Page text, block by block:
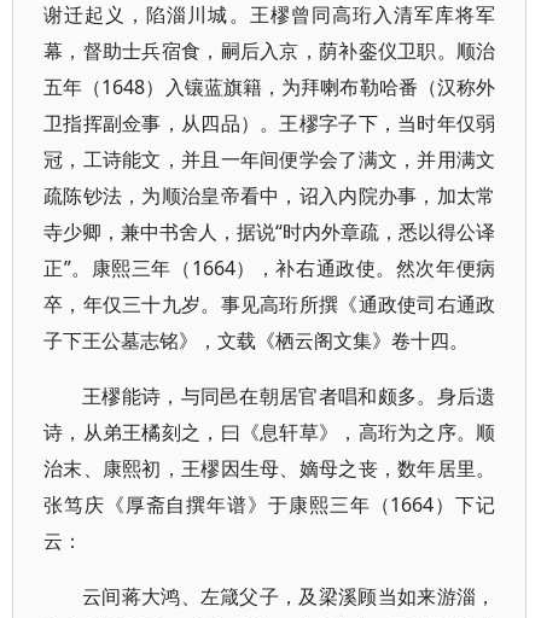
谢迁起义，陷淄川城。王樛曾同高珩入清军库将军
幕，督助士兵宿食，嗣后入京，荫补銮仪卫职。顺治
五年（1648）入镶蓝旗籍，为拜喇布勒哈番（汉称外
卫指挥副佥事，从四品）。王樛字子下，当时年仅弱
冠，工诗能文，并且一年间便学会了满文，并用满文
疏陈钞法，为顺治皇帝看中，诏入内院办事，加太常
寺少卿，兼中书舍人，据说“时内外章疏，悉以得公译
正”。康熙三年（1664），补右通政使。然次年便病
卒，年仅三十九岁。事见高珩所撰《通政使司右通政
子下王公墓志铭》，文载《栖云阁文集》卷十四。
王樛能诗，与同邑在朝居官者唱和颇多。身后遗
诗，从弟王橘刻之，曰《息轩草》，高珩为之序。顺
治末、康熙初，王樛因生母、嫡母之丧，数年居里。
张笃庆《厚斋自撰年谱》于康熙三年（1664）下记
云：
云间蒋大鸿、左箴父子，及梁溪顾当如来游淄，